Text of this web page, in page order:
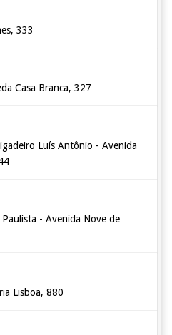
333
Casa Branca, 327
Luís Antônio - Avenida
- Avenida Nove de
Lisboa, 880